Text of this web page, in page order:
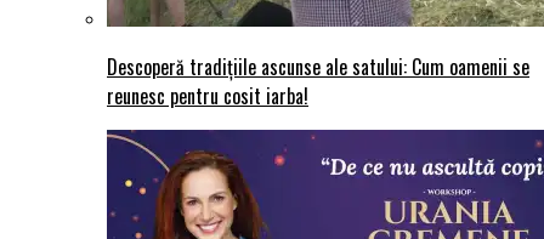
Descoperă tradițiile ascunse ale satului: Cum oamenii se
reunesc pentru cosit iarba!